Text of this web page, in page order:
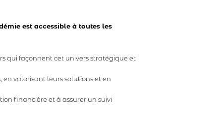
est accessible à toutes les
qui façonnent cet univers stratégique et
valorisant leurs solutions et en
financière et à assurer un suivi